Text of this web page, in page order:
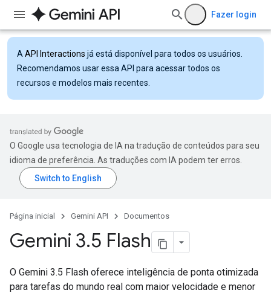
Fazer login
A API Interactions já está disponível para todos os usuários.
Recomendamos usar essa API para acessar todos os
recursos e modelos mais recentes.
O Google usa tecnologia de IA na tradução de conteúdos para seu
idioma de preferência. As traduções com IA podem ter erros.
Página inicial Gemini API Documentos
Gemini 3.5 Flash
O Gemini 3.5 Flash oferece inteligência de ponta otimizada
para tarefas do mundo real com maior velocidade e menor